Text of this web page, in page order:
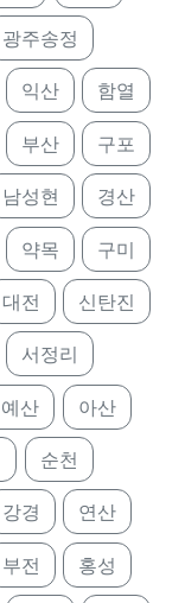
광주송정
익산 함열
부산 구포
남성현 경산
약목 구미
대전 신탄진
서정리
예산 아산
순천
강경 연산
부전 홍성